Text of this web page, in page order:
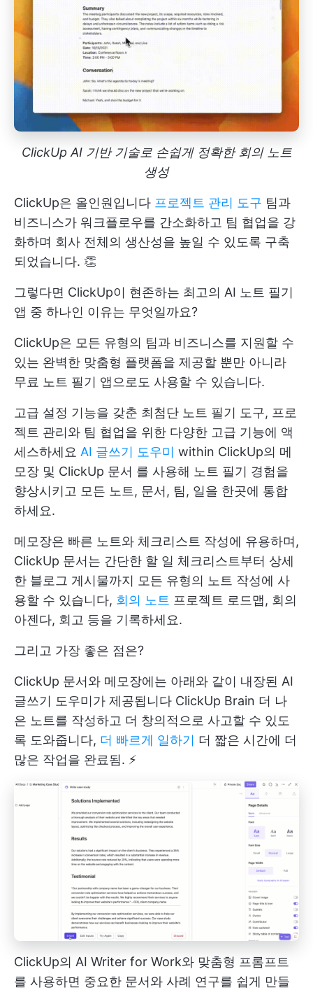
ClickUp AI 기반 기술로 손쉽게 정확한 회의 노트
생성
ClickUp은 올인원입니다 프로젝트 관리 도구 팀과
비즈니스가 워크플로우를 간소화하고 팀 협업을 강
화하며 회사 전체의 생산성을 높일 수 있도록 구축
되었습니다. 👏
그렇다면 ClickUp이 현존하는 최고의 AI 노트 필기
앱 중 하나인 이유는 무엇일까요?
ClickUp은 모든 유형의 팀과 비즈니스를 지원할 수
있는 완벽한 맞춤형 플랫폼을 제공할 뿐만 아니라
무료 노트 필기 앱으로도 사용할 수 있습니다.
고급 설정 기능을 갖춘 최첨단 노트 필기 도구, 프로
젝트 관리와 팀 협업을 위한 다양한 고급 기능에 액
세스하세요 AI 글쓰기 도우미 within ClickUp의 메
모장 및 ClickUp 문서 를 사용해 노트 필기 경험을
향상시키고 모든 노트, 문서, 팀, 일을 한곳에 통합
하세요.
메모장은 빠른 노트와 체크리스트 작성에 유용하며,
ClickUp 문서는 간단한 할 일 체크리스트부터 상세
한 블로그 게시물까지 모든 유형의 노트 작성에 사
용할 수 있습니다, 회의 노트 프로젝트 로드맵, 회의
아젠다, 회고 등을 기록하세요.
그리고 가장 좋은 점은?
ClickUp 문서와 메모장에는 아래와 같이 내장된 AI
글쓰기 도우미가 제공됩니다 ClickUp Brain 더 나
은 노트를 작성하고 더 창의적으로 사고할 수 있도
록 도와줍니다, 더 빠르게 일하기 더 짧은 시간에 더
많은 작업을 완료됨. ⚡️
ClickUp의 AI Writer for Work와 맞춤형 프롬프트
를 사용하면 중요한 문서와 사례 연구를 쉽게 만들